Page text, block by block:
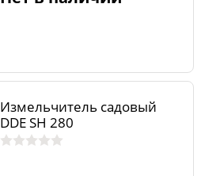
Измельчитель садовый
DDE SH 280